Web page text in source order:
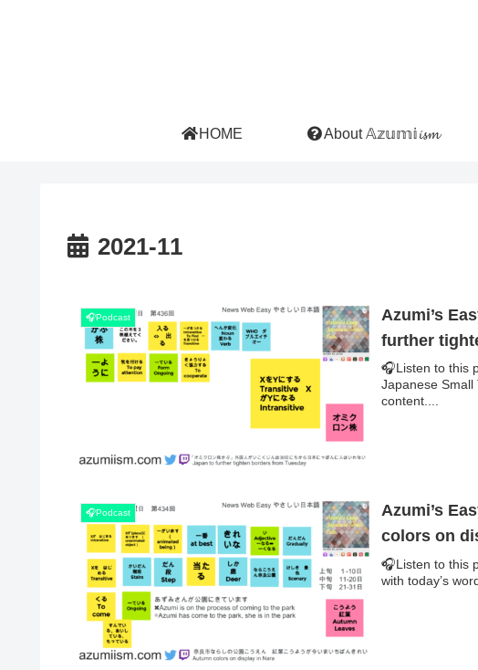
HOME About 𝔸𝕫𝕦𝕞𝕚𝓲𝓼𝓶
2021-11
🎧Podcast
Azumi’s
further
🎧Listen to this
Japanese Small
content....
🎧Podcast
Azumi’s
colors on
🎧Listen to this
with today’s